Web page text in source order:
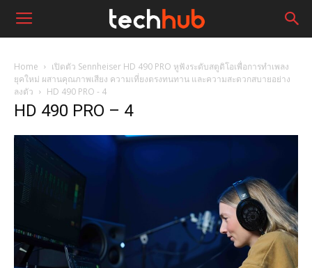
Home
เปิดตัว Sennheiser HD 490 PRO หูฟังระดับสตูดิโอเพื่อการทำเพลง
ยุคใหม่ ผสานคุณภาพเสียง ความเที่ยงตรงทนทาน และความสะดวกสบายอย่าง
ลงตัว
HD 490 PRO - 4
HD 490 PRO – 4